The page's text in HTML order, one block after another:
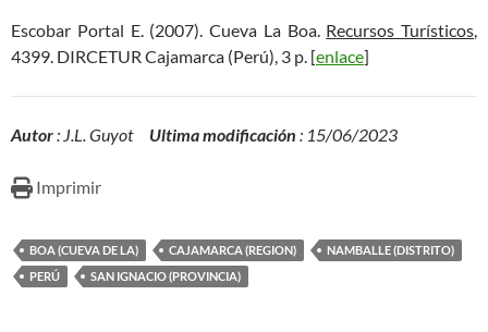
Escobar Portal E. (2007). Cueva La Boa. Recursos Turísticos,
4399. DIRCETUR Cajamarca (Perú), 3 p. [enlace]
Autor: J.L. Guyot Ultima modificación : 15/06/2023
Imprimir
BOA (CUEVA DE LA) CAJAMARCA (REGION)
NAMBALLE (DISTRITO)
PERÚ
SAN IGNACIO (PROVINCIA)